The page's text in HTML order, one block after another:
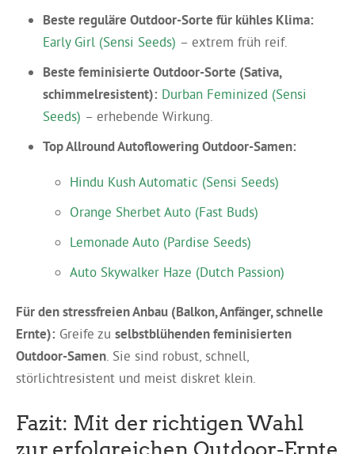
Beste reguläre Outdoor-Sorte für kühles Klima:
Early Girl (Sensi Seeds) – extrem früh reif.
Beste feminisierte Outdoor-Sorte (Sativa,
schimmelresistent): Durban Feminized (Sensi
Seeds) – erhebende Wirkung.
Top Allround Autoflowering Outdoor-Samen:
Hindu Kush Automatic (Sensi Seeds)
Orange Sherbet Auto (Fast Buds)
Lemonade Auto (Pardise Seeds)
Auto Skywalker Haze (Dutch Passion)
Für den stressfreien Anbau (Balkon, Anfänger, schnelle
Ernte): Greife zu selbstblühenden feminisierten
Outdoor-Samen. Sie sind robust, schnell,
störlichtresistent und meist diskret klein.
Fazit: Mit der richtigen Wahl
zur erfolgreichen Outdoor-Ernte